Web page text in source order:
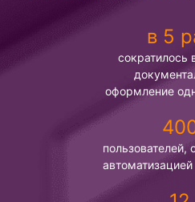
в 5
сократилось
оформление
пользователей,